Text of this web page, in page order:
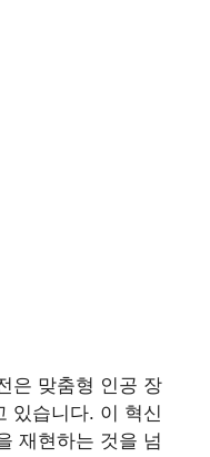
은 맞춤형 인공 장
있습니다. 이 혁신
재현하는 것을 넘